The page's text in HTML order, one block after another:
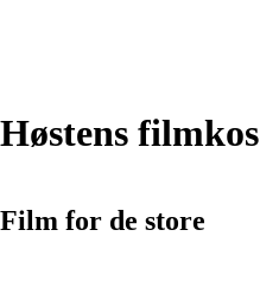
Høstens filmkos
Film for de store